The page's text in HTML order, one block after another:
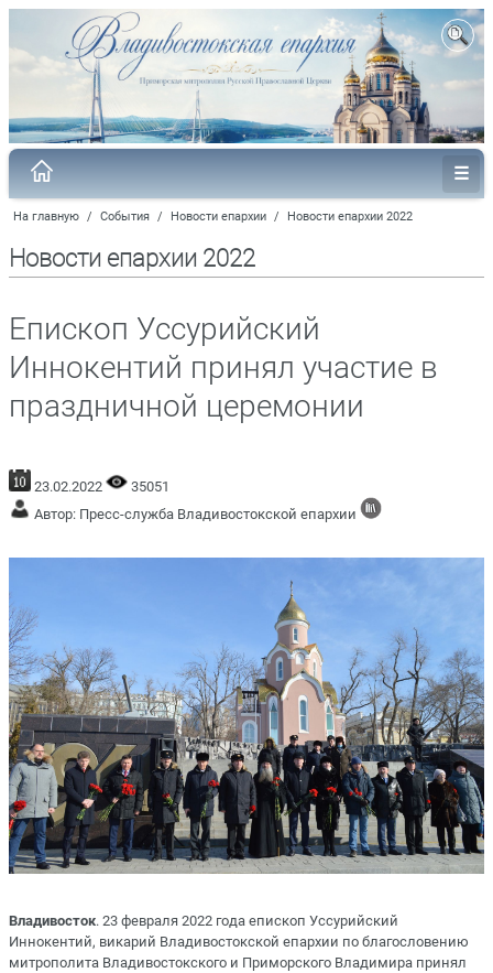
На главную / События / Новости епархии / Новости епархии 2022
Новости епархии 2022
Епископ Уссурийский
Иннокентий принял участие в
праздничной церемонии
23.02.2022
35051
Автор: Пресс-служба Владивостокской епархии
Владивосток. 23 февраля 2022 года епископ Уссурийский
Иннокентий, викарий Владивостокской епархии по благословению
митрополита Владивостокского и Приморского Владимира принял